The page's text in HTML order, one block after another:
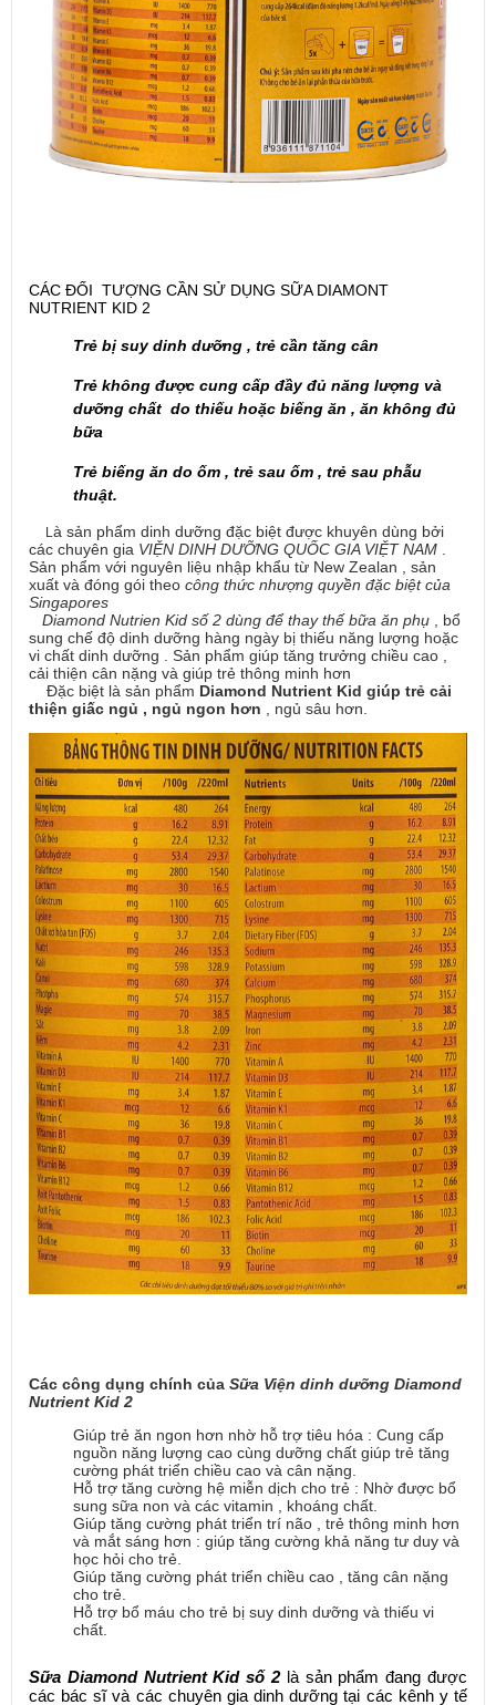
CÁC ĐỐI TƯỢNG CẦN SỬ DỤNG SỮA DIAMONT
NUTRIENT KID 2
Trẻ bị suy dinh dưỡng , trẻ cần tăng cân
Trẻ không được cung cấp đầy đủ năng lượng và
dưỡng chất do thiếu hoặc biếng ăn , ăn không đủ
bữa
Trẻ biếng ăn do ốm , trẻ sau ốm , trẻ sau phẫu
thuật.
L à sản phẩm dinh dưỡng đặc biệt được khuyên dùng bởi
các chuyên gia VIỆN DINH DƯỠNG QUỐC GIA VIỆT NAM
Sản phẩm với nguyên liệu nhập khẩu từ New Zealan , sản
xuất và đóng gói theo công thức nhượng quyền đặc biệt của
Singapores
Diamond Nutrien Kid số 2 dùng để thay thế bữa ăn phụ
, bổ
sung chế độ dinh dưỡng hàng ngày bị thiếu năng lượng hoặc
vi chất dinh dưỡng . Sản phẩm giúp tăng trưởng chiều cao ,
cải thiện cân nặng và giúp trẻ thông minh hơn
Đặc biệt là sản phẩm Diamond Nutrient Kid giúp trẻ cải
thiện giấc ngủ , ngủ ngon hơn
, ngủ sâu hơn.
Các công dụng chính của Sữa Viện dinh dưỡng Diamond
Nutrient Kid 2
Giúp trẻ ăn ngon hơn nhờ hỗ trợ tiêu hóa : Cung cấp
nguồn năng lượng cao cùng dưỡng chất giúp trẻ tăng
cường phát triển chiều cao và cân nặng.
Hỗ trợ tăng cường hệ miễn dịch cho trẻ : Nhờ được bổ
sung sữa non và các vitamin , khoáng chất.
Giúp tăng cường phát triển trí não , trẻ thông minh hơn
và mắt sáng hơn : giúp tăng cường khả năng tư duy và
học hỏi cho trẻ.
Giúp tăng cường phát triển chiều cao , tăng cân nặng
cho trẻ.
Hỗ trợ bổ máu cho trẻ bị suy dinh dưỡng và thiếu vi
chất.
Sữa Diamond Nutrient Kid số 2là sản phẩm đang được
các bác sĩ và các chuyên gia dinh dưỡng tại các kênh y tế